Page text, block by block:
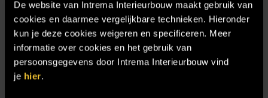
De website van Intrema Interieurbouw maakt gebruik van
cookies en daarmee vergelijkbare technieken. Hieronder
kun je deze cookies weigeren en specificeren. Meer
informatie over cookies en het gebruik van
persoonsgegevens door Intrema Interieurbouw vind
je hier.
Particulier project: Stijlvolle Woonvilla
Particulier project: Woonvilla met exclusief maatwerk
Projecten
Referenties